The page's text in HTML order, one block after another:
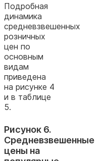
Подробная
динамика
средневзвешенных
розничных
цен по
основным
видам
приведена
на рисунке 4
и в таблице
5.
Рисунок 6.
Средневзвешенные
цены на